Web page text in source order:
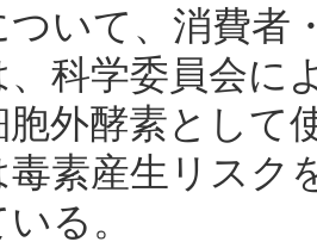
ついて、消費者
、科学委員会に
胞外酵素として
毒素産生リスク
る。